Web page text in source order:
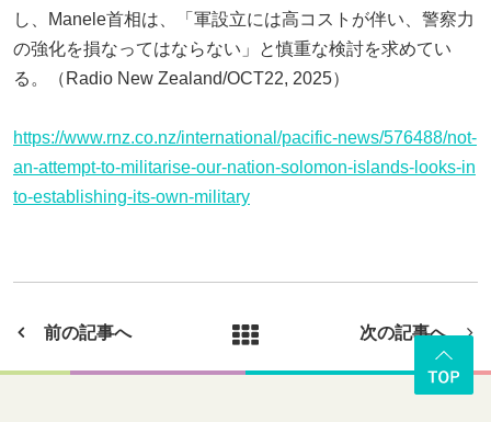
し、Manele首相は、「軍設立には高コストが伴い、警察力
の強化を損なってはならない」と慎重な検討を求めてい
る。（Radio New Zealand/OCT22, 2025）
https://www.rnz.co.nz/international/pacific-news/576488/not-
an-attempt-to-militarise-our-nation-solomon-islands-looks-in
to-establishing-its-own-military
前の記事へ 次の記事へ